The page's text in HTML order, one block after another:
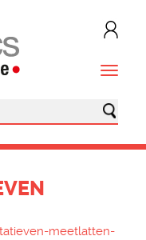
meetlatten-